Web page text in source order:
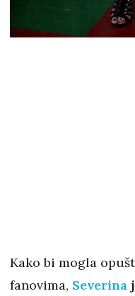
Kako bi mogla
fanovima, Severina